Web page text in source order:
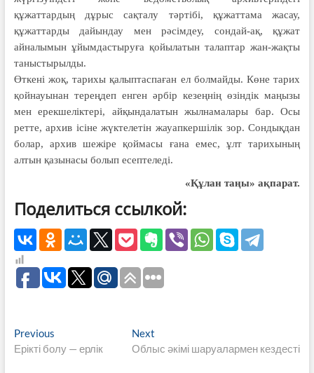
құжаттардың дұрыс сақталу тәртібі, құжаттама жасау,
құжаттарды дайындау мен рәсімдеу, сондай-ақ, құжат
айналымын ұйым­дастыруға қойылатын талаптар жан-жақты
таныстырылды.
Өткені жоқ, тарихы қалыптаспа­ған ел болмайды. Көне тарих
қой­науы­нан тереңдеп енген әрбір кезең­нің өзіндік маңызы
мен ерекшелік­тері, айқындалатын жылнамалары бар. Осы
ретте, архив ісіне жүктелетін жауапкершілік зор. Сондықдан
болар, архив шежіре қоймасы ғана емес, ұлт тарихының
алтын қазынасы болып есептеледі.
«Құлан таңы» ақпарат.
Поделиться ссылкой:
Навигация
по
PreviousPrevious
post:
Ерікті болу — ерлік
Next
post:
Облыс әкімі шаруалармен кездесті